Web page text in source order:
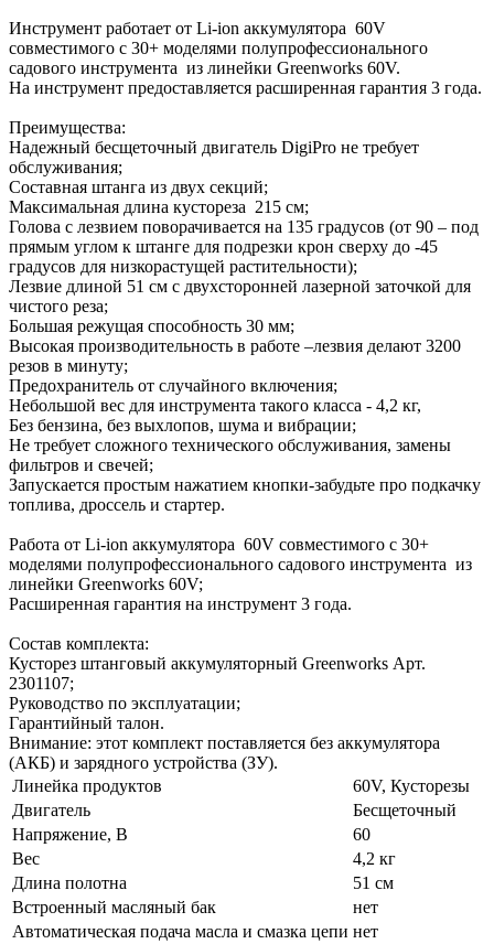
Инструмент работает от Li-ion аккумулятора 60V
совместимого с 30+ моделями полупрофессионального
садового инструмента из линейки Greenworks 60V.
На инструмент предоставляется расширенная гарантия 3 года.
Преимущества:
Надежный бесщеточный двигатель DigiPro не требует
обслуживания;
Составная штанга из двух секций;
Максимальная длина кустореза 215 см;
Голова с лезвием поворачивается на 135 градусов (от 90 – под
прямым углом к штанге для подрезки крон сверху до -45
градусов для низкорастущей растительности);
Лезвие длиной 51 см с двухсторонней лазерной заточкой для
чистого реза;
Большая режущая способность 30 мм;
Высокая производительность в работе –лезвия делают 3200
резов в минуту;
Предохранитель от случайного включения;
Небольшой вес для инструмента такого класса - 4,2 кг,
Без бензина, без выхлопов, шума и вибрации;
Не требует сложного технического обслуживания, замены
фильтров и свечей;
Запускается простым нажатием кнопки-забудьте про подкачку
топлива, дроссель и стартер.
Работа от Li-ion аккумулятора 60V совместимого с 30+
моделями полупрофессионального садового инструмента из
линейки Greenworks 60V;
Расширенная гарантия на инструмент 3 года.
Состав комплекта:
Кусторез штанговый аккумуляторный Greenworks Арт.
2301107;
Руководство по эксплуатации;
Гарантийный талон.
Внимание: этот комплект поставляется без аккумулятора
(АКБ) и зарядного устройства (ЗУ).
Линейка продуктов
60V, Кусторезы
Двигатель
Бесщеточный
Напряжение, В
60
Вес
4,2 кг
Длина полотна
51 см
Встроенный масляный бак
нет
Автоматическая подача масла и смазка цепи нет